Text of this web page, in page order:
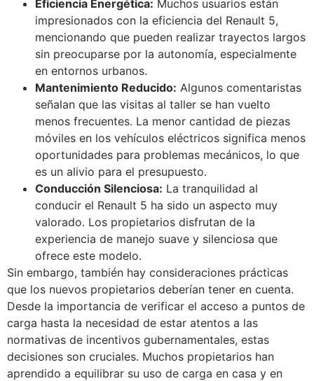
Eficiencia Energética: Muchos usuarios están
impresionados con la eficiencia del Renault 5,
mencionando que pueden realizar trayectos largos
sin preocuparse por la autonomía, especialmente
en entornos urbanos.
Mantenimiento Reducido: Algunos comentaristas
señalan que las visitas al taller se han vuelto
menos frecuentes. La menor cantidad de piezas
móviles en los vehículos eléctricos significa menos
oportunidades para problemas mecánicos, lo que
es un alivio para el presupuesto.
Conducción Silenciosa: La tranquilidad al
conducir el Renault 5 ha sido un aspecto muy
valorado. Los propietarios disfrutan de la
experiencia de manejo suave y silenciosa que
ofrece este modelo.
Sin embargo, también hay consideraciones prácticas
que los nuevos propietarios deberían tener en cuenta.
Desde la importancia de verificar el acceso a puntos de
carga hasta la necesidad de estar atentos a las
normativas de incentivos gubernamentales, estas
decisiones son cruciales. Muchos propietarios han
aprendido a equilibrar su uso de carga en casa y en